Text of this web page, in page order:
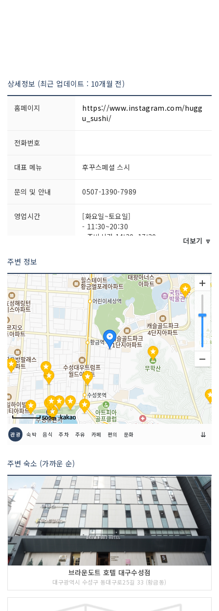
상세정보 (최근 업데이트 : 10개월 전)
홈페이지
https://www.instagram.com/hugg
u_sushi/
전화번호
대표 메뉴 후꾸스페셜 스시
문의 및 안내 0507-1390-7989
영업시간
[화요일~토요일]
- 11:30~20:30
- 준비시간 14:30~17:30
- 마지막 주문 14:30
포장 가능 가능
주차시설 불가능
쉬는날 매주 월요일
취급 메뉴 광어 / 참돔 / 붉은새우 등
인허가번호 20150174533
더보기 🔽
주변 정보
500m
관광 숙박 음식 주차 주유 카페 편의 문화 ⇊
주변 숙소 (가까운 순)
브라운도트 호텔 대구수성점
대구광역시 수성구 동대구로25길 33 (황금동)